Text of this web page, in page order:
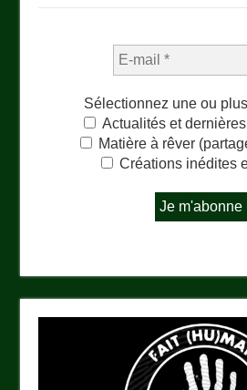
Sélectionnez une ou
Actualités et
Matière à rêver
Créations inédites